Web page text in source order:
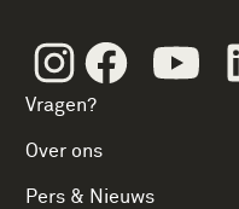
InstagramFacebook
Vragen?
Over ons
Pers & Nieuws